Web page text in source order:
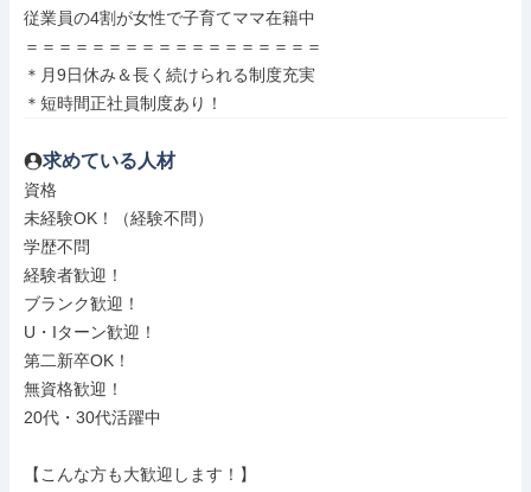
従業員の4割が女性で子育てママ在籍中
＝＝＝＝＝＝＝＝＝＝＝＝＝＝＝＝＝＝
＊月9日休み＆長く続けられる制度充実
＊短時間正社員制度あり！
求めている人材
資格
未経験OK！（経験不問）
学歴不問
経験者歓迎！
ブランク歓迎！
U・Iターン歓迎！
第二新卒OK！
無資格歓迎！
20代・30代活躍中
【こんな方も大歓迎します！】